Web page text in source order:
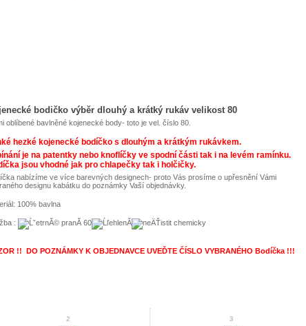
bodičko výběr dlouhý a krátký rukáv velikost 80
oblíbené bavlněné kojenecké body- toto je vel. číslo 80.
hezké kojenecké bodíčko s dlouhým a krátkým rukávkem.
je na patentky nebo knoflíčky ve spodní části tak i na levém ramínku.
jsou vhodné jak pro chlapečky tak i holčičky.
nabízíme ve více barevných designech- proto Vás prosíme o upřesnění Vámi
designu kabátku do poznámky Vaší objednávky.
100% bavlna
:
!! DO POZNÁMKY K OBJEDNAVCE UVEĎTE ČÍSLO VYBRANÉHO Bodíčka !!!
2 3